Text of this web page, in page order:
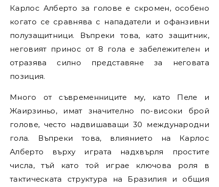
Карлос Алберто за голове е скромен, особено
когато се сравнява с нападатели и офанзивни
полузащитници. Въпреки това, като защитник,
неговият принос от 8 гола е забележителен и
отразява силно представяне за неговата
позиция.
Много от съвременниците му, като Пеле и
Жаирзиньо, имат значително по-високи брой
голове, често надвишаващи 30 международни
гола. Въпреки това, влиянието на Карлос
Алберто върху играта надхвърля простите
числа, тъй като той играе ключова роля в
тактическата структура на Бразилия и общия